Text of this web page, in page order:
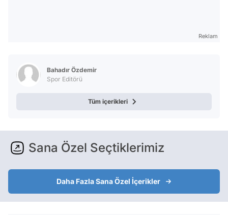
Reklam
Bahadır Özdemir
Spor Editörü
Tüm içerikleri
Sana Özel Seçtiklerimiz
Daha Fazla Sana Özel İçerikler